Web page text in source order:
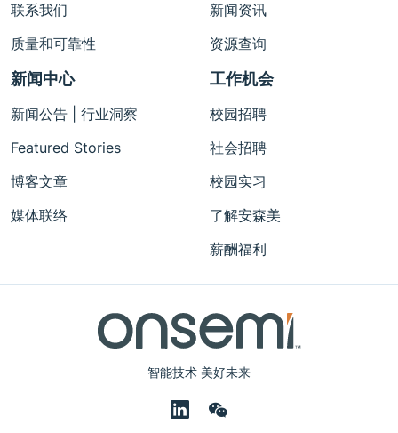
智能技术 美好未来
联系我们
质量和可靠性
新闻资讯
资源查询
新闻中心
新闻公告 | 行业洞察
Featured Stories
博客文章
媒体联络
工作机会
校园招聘
社会招聘
校园实习
了解安森美
薪酬福利